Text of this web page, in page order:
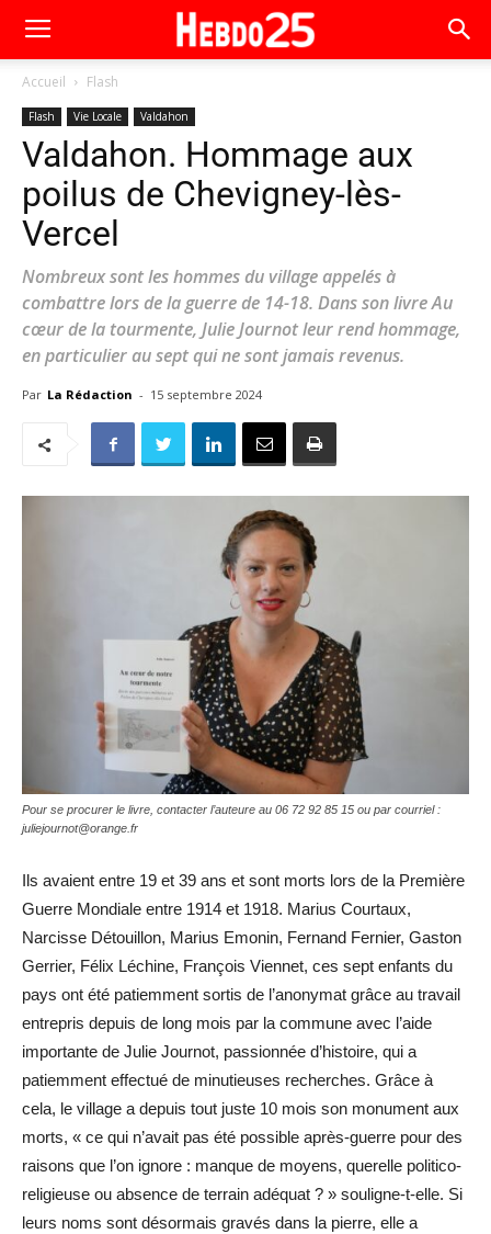
Accueil Flash
Flash Vie Locale Valdahon
Valdahon. Hommage aux
poilus de Chevigney-lès-
Vercel
Nombreux sont les hommes du village appelés à
combattre lors de la guerre de 14-18. Dans son livre Au
cœur de la tourmente, Julie Journot leur rend hommage,
en particulier au sept qui ne sont jamais revenus.
Par La Rédaction - 15 septembre 2024
Pour se procurer le livre, contacter l’auteure au 06 72 92 85 15 ou par courriel :
juliejournot@orange.fr
Ils avaient entre 19 et 39 ans et sont morts lors de la Première
Guerre Mondiale entre 1914 et 1918. Marius Courtaux,
Narcisse Détouillon, Marius Emonin, Fernand Fernier, Gaston
Gerrier, Félix Léchine, François Viennet, ces sept enfants du
pays ont été patiemment sortis de l’anonymat grâce au travail
entrepris depuis de long mois par la commune avec l’aide
importante de Julie Journot, passionnée d’histoire, qui a
patiemment effectué de minutieuses recherches. Grâce à
cela, le village a depuis tout juste 10 mois son monument aux
morts, « ce qui n’avait pas été possible après-guerre pour des
raisons que l’on ignore : manque de moyens, querelle politico-
religieuse ou absence de terrain adéquat ? » souligne-t-elle. Si
leurs noms sont désormais gravés dans la pierre, elle a